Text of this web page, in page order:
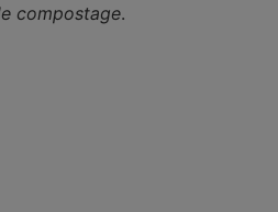
compostage.